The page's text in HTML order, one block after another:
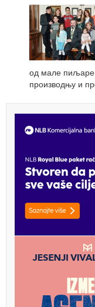
од мале пиљаре
производњу и